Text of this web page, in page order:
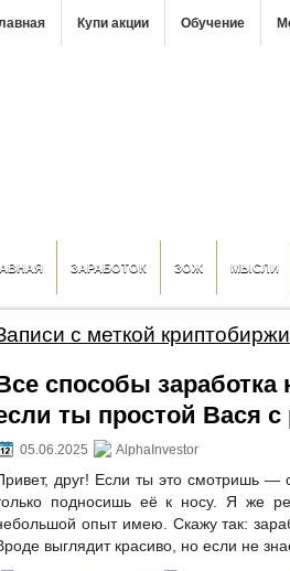
Купи акции Обучение
ЗАРАБОТОК ЗОЖ МЫСЛИ
с меткой криптобиржи
способы заработка
ты простой Вася с
05.06.2025 AlphaInvestor
друг! Если ты это смотришь —
подносишь её к носу. Я же
опыт имею. Скажу так:
выглядит красиво, но если не